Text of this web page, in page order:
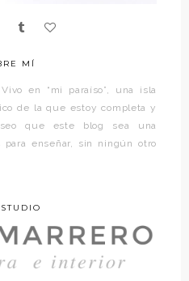
MÍ
en “mi paraíso”, una isla
de la que estoy completa y
que este blog sea una
enseñar, sin ningún otro